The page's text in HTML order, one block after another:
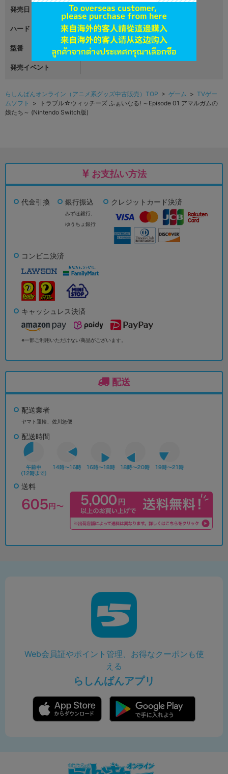
発売日 2023年07月06日
ハード Nintendo Switch
型番 HAC-P-A9MNA
発売イベント
らしんばんオンライン（アニメ系グッズ中古販売）TOP > ゲーム > TVゲー
ムソフト
> トラブル☆ウィッチーズ ふぁいなる! ～Episode 01 アマルガムの
娘たち～ (Nintendo Switch版)
お支払い方法
代金引換 銀行振込
みずほ銀行、
ゆうちょ銀行
クレジットカード決済
コンビニ決済
キャッシュレス決済
※一部ご利用いただけない商品がございます。
配送
配送業者
ヤマト運輸、佐川急便
配送時間
送料
Web会員証やポイント管理、お得なクーポンも使
える
らしんばんアプリ